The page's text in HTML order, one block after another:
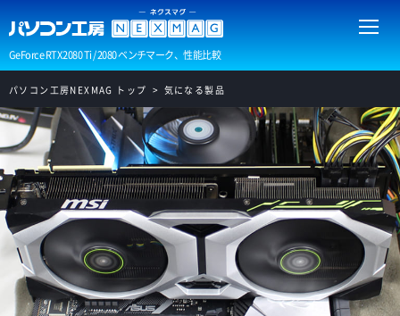
GeForce RTX 2080 Ti / 2080 ベンチマーク、性能比較
パソコン工房NEXMAG トップ 気になる製品